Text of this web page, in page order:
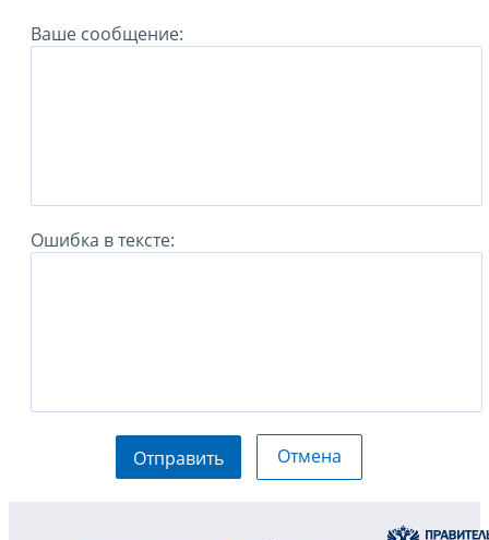
Ваше сообщение:
Ошибка в тексте:
Отправить Отмена